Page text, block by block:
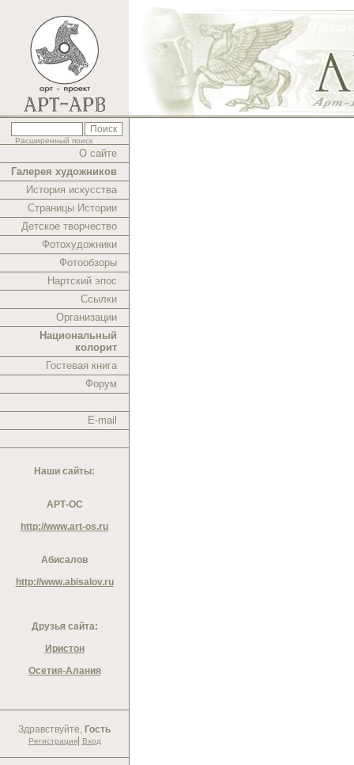
Расширенный поиск
О сайте
Галерея художников
История искусства
Страницы Истории
Детское творчество
Фотохудожники
Фотообзоры
Нартский эпос
Ссылки
Организации
Национальный
колорит
Гостевая книга
Форум
E-mail
Наши сайты:
АРТ-ОС
http://www.art-os.ru
Абисалов
http://www.abisalov.ru
Друзья сайта:
Иристон
Осетия-Алания
Здравствуйте, Гость
Регистрация| Вход